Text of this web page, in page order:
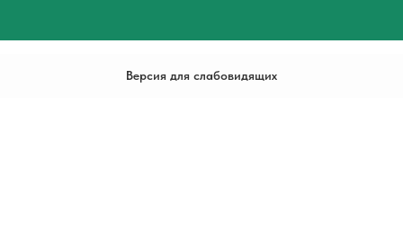
Версия для слабовидящих